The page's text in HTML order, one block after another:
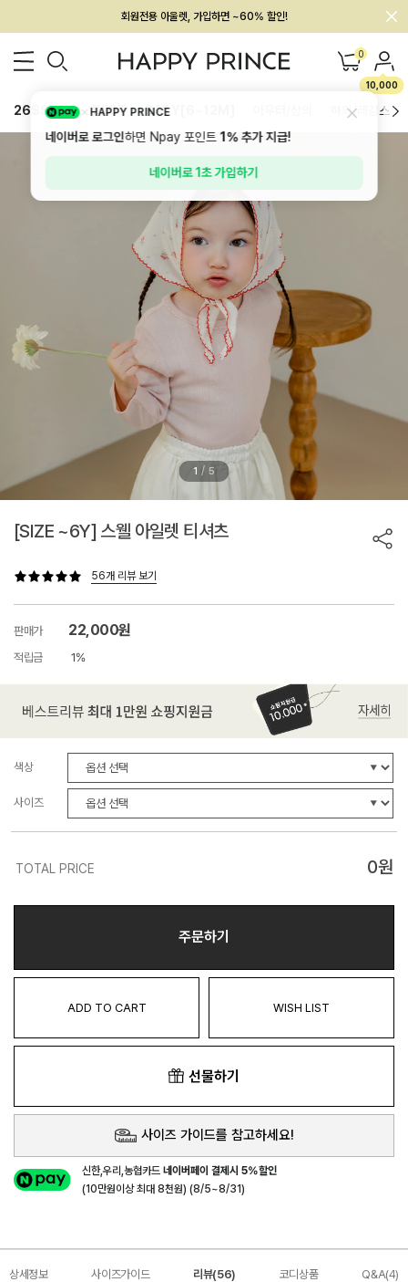
멤버십 최대 28,000원 혜택
0
10,000
26SS 신상 BEST BABY[6~12M] 하의/레깅스
1 / 5
[SIZE ~6Y] 스웰 아일렛 티셔츠
56개 리뷰 보기
판매가 22,000원
적립금 1%
색상
사이즈
TOTAL PRICE 0원
주문하기
ADD TO CART WISH LIST
선물하기
사이즈 가이드를 참고하세요!
신한,우리,농협카드네이버페이 결제시 5%할인
(10만원이상 최대 8천원) (8/5~8/31)
상세정보 사이즈가이드 리뷰(56) 코디상품 Q&A(4)
HAPPY PRINCE
네이버로 로그인하면 Npay 포인트1%추가 지급!
네이버로 1초 가입하기